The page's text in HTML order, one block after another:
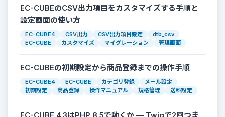
EC-CUBEのCSV出力項目をカスタマイズする手順と
設定画面の使い方
EC-CUBE4 CSV出力 CSV出力項目設定
dtb_csv
EC-CUBE
カスタマイズ マイグレーション 管理画面
EC-CUBEの初期設定から商品登録までの操作手順
EC-CUBE4 EC-CUBE カテゴリ登録
メール設定
初期設定
商品登録 操作マニュアル 規格管理 送料設定
EC-CUBE 4.3はPHP 8.5で動くか — Twigで2回つま